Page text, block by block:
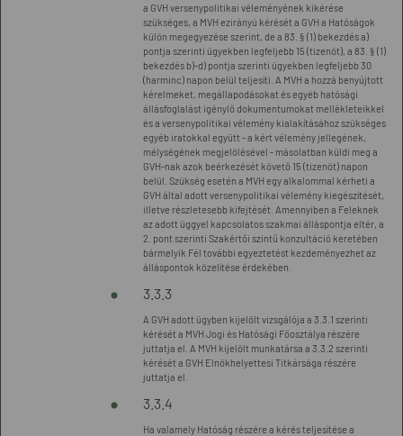
a GVH versenypolitikai véleményének kikérése
szükséges, a MVH ezirányú kérését a GVH a Hatóságok
külön megegyezése szerint, de a 83. § (1) bekezdés a)
pontja szerinti ügyekben legfeljebb 15 (tizenöt), a 83. § (1)
bekezdés b)-d) pontja szerinti ügyekben legfeljebb 30
(harminc) napon belül teljesíti. A MVH a hozzá benyújtott
kérelmeket, megállapodásokat és egyéb hatósági
állásfoglalást igénylő dokumentumokat mellékleteikkel
és a versenypolitikai vélemény kialakításához szükséges
egyéb iratokkal együtt - a kért vélemény jellegének,
mélységének megjelölésével - másolatban küldi meg a
GVH-nak azok beérkezését követő 15 (tizenöt) napon
belül. Szükség esetén a MVH egy alkalommal kérheti a
GVH által adott versenypolitikai vélemény kiegészítését,
illetve részletesebb kifejtését. Amennyiben a Feleknek
az adott üggyel kapcsolatos szakmai álláspontja eltér, a
2. pont szerinti Szakértői szintű konzultáció keretében
bármelyik Fél további egyeztetést kezdeményezhet az
álláspontok közelítése érdekében.
3.3.3
A GVH adott ügyben kijelölt vizsgálója a 3.3.1 szerinti
kérését a MVH Jogi és Hatósági Főosztálya részére
juttatja el. A MVH kijelölt munkatársa a 3.3.2 szerinti
kérését a GVH Elnökhelyettesi Titkársága részére
juttatja el.
3.3.4
Ha valamely Hatóság részére a kérés teljesítése a